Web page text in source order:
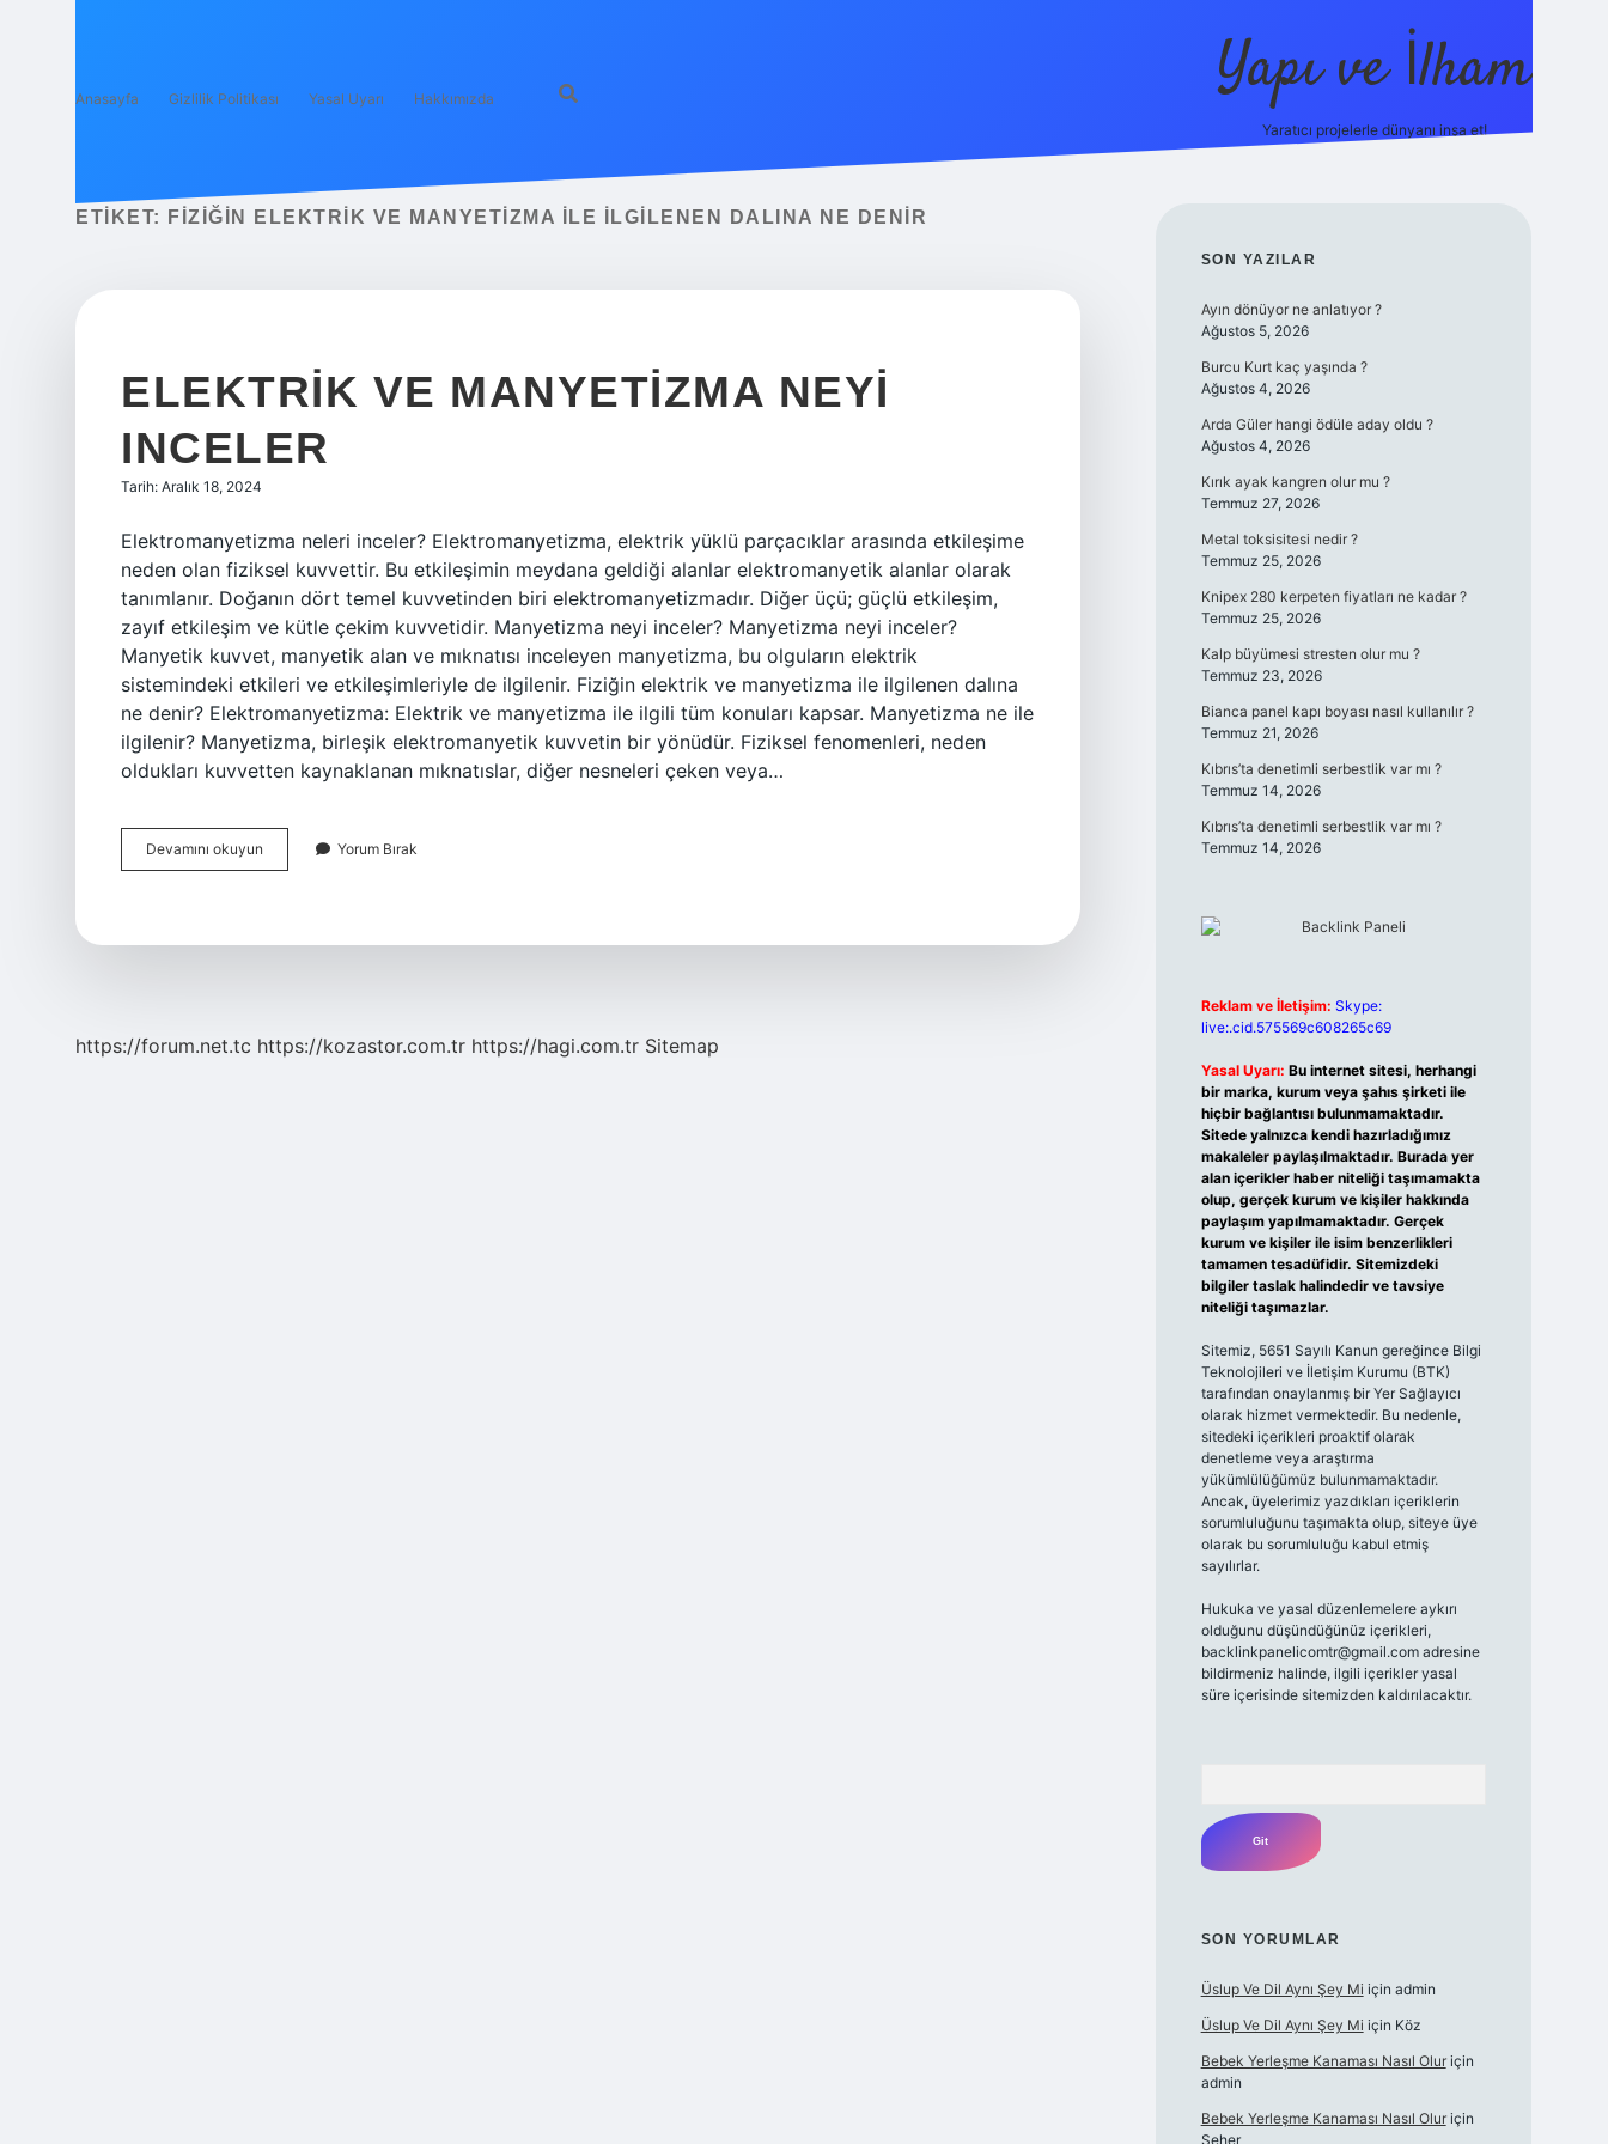
Anasayfa Gizlilik Politikası Yasal Uyarı Hakkımızda Yapı ve İlham
Yaratıcı projelerle dünyanı inşa et!
ETIKET: FIZIĞIN ELEKTRIK VE MANYETIZMA ILE ILGILENEN DALINA NE DENIR
ELEKTRIK VE MANYETIZMA NEYI
INCELER
Tarih: Aralık 18, 2024
Elektromanyetizma neleri inceler? Elektromanyetizma, elektrik yüklü parçacıklar arasında etkileşime
neden olan fiziksel kuvvettir. Bu etkileşimin meydana geldiği alanlar elektromanyetik alanlar olarak
tanımlanır. Doğanın dört temel kuvvetinden biri elektromanyetizmadır. Diğer üçü; güçlü etkileşim,
zayıf etkileşim ve kütle çekim kuvvetidir. Manyetizma neyi inceler? Manyetizma neyi inceler?
Manyetik kuvvet, manyetik alan ve mıknatısı inceleyen manyetizma, bu olguların elektrik
sistemindeki etkileri ve etkileşimleriyle de ilgilenir. Fiziğin elektrik ve manyetizma ile ilgilenen dalına
ne denir? Elektromanyetizma: Elektrik ve manyetizma ile ilgili tüm konuları kapsar. Manyetizma ne ile
ilgilenir? Manyetizma, birleşik elektromanyetik kuvvetin bir yönüdür. Fiziksel fenomenleri, neden
oldukları kuvvetten kaynaklanan mıknatıslar, diğer nesneleri çeken veya…
Devamını okuyun
Ve
Yorum Bırak
https://forum.net.tc https://kozastor.com.tr https://hagi.com.tr Sitemap
SIDEBAR
SON YAZILAR
Ayın dönüyor ne anlatıyor ?
Ağustos 5, 2026
Burcu Kurt kaç yaşında ?
Ağustos 4, 2026
Arda Güler hangi ödüle aday oldu ?
Ağustos 4, 2026
Kırık ayak kangren olur mu ?
Temmuz 27, 2026
Metal toksisitesi nedir ?
Temmuz 25, 2026
Knipex 280 kerpeten fiyatları ne kadar ?
Temmuz 25, 2026
Kalp büyümesi stresten olur mu ?
Temmuz 23, 2026
Bianca panel kapı boyası nasıl kullanılır ?
Temmuz 21, 2026
Kıbrıs’ta denetimli serbestlik var mı ?
Temmuz 14, 2026
Kıbrıs’ta denetimli serbestlik var mı ?
Temmuz 14, 2026
Reklam ve İletişim: Skype:
live:.cid.575569c608265c69
Yasal Uyarı: Bu internet sitesi, herhangi
bir marka, kurum veya şahıs şirketi ile
hiçbir bağlantısı bulunmamaktadır.
Sitede yalnızca kendi hazırladığımız
makaleler paylaşılmaktadır. Burada yer
alan içerikler haber niteliği taşımamakta
olup, gerçek kurum ve kişiler hakkında
paylaşım yapılmamaktadır. Gerçek
kurum ve kişiler ile isim benzerlikleri
tamamen tesadüfidir. Sitemizdeki
bilgiler taslak halindedir ve tavsiye
niteliği taşımazlar.
Sitemiz, 5651 Sayılı Kanun gereğince Bilgi
Teknolojileri ve İletişim Kurumu (BTK)
tarafından onaylanmış bir Yer Sağlayıcı
olarak hizmet vermektedir. Bu nedenle,
sitedeki içerikleri proaktif olarak
denetleme veya araştırma
yükümlülüğümüz bulunmamaktadır.
Ancak, üyelerimiz yazdıkları içeriklerin
sorumluluğunu taşımakta olup, siteye üye
olarak bu sorumluluğu kabul etmiş
sayılırlar.
Hukuka ve yasal düzenlemelere aykırı
olduğunu düşündüğünüz içerikleri,
backlinkpanelicomtr@gmail.comadresine
bildirmeniz halinde, ilgili içerikler yasal
süre içerisinde sitemizden kaldırılacaktır.
SON YORUMLAR
Üslup Ve Dil Aynı Şey Mi için admin
Üslup Ve Dil Aynı Şey Mi için Köz
Bebek Yerleşme Kanaması Nasıl Oluriçin
admin
Bebek Yerleşme Kanaması Nasıl Oluriçin
Seher